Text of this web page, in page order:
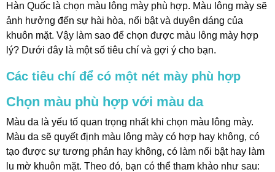
Hàn Quốc là chọn màu lông mày phù hợp. Màu lông mày sẽ
ảnh hưởng đến sự hài hòa, nổi bật và duyên dáng của
khuôn mặt. Vậy làm sao để chọn được màu lông mày hợp
lý? Dưới đây là một số tiêu chí và gợi ý cho bạn.
Các tiêu chí để có một nét mày phù hợp
Chọn màu phù hợp với màu da
Màu da là yếu tố quan trọng nhất khi chọn màu lông mày.
Màu da sẽ quyết định màu lông mày có hợp hay không, có
tạo được sự tương phản hay không, có làm nổi bật hay làm
lu mờ khuôn mặt. Theo đó, bạn có thể tham khảo như sau: